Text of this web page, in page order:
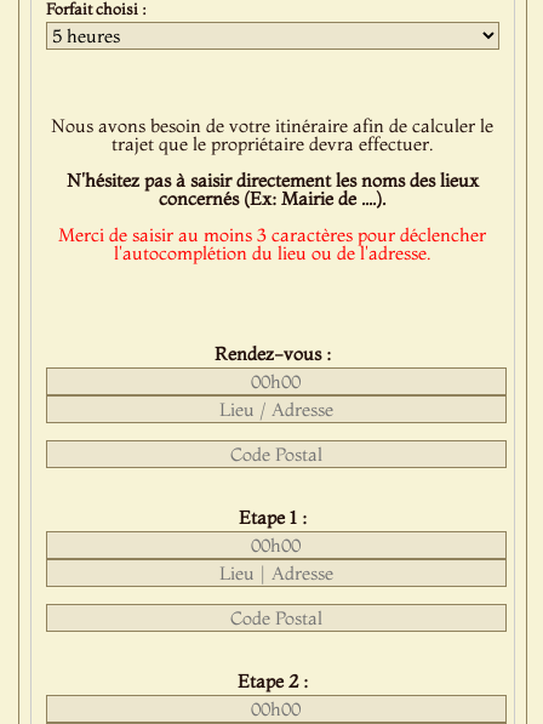
Forfait choisi :
Nous avons besoin de votre itinéraire afin de calculer le
trajet que le propriétaire devra effectuer.
N'hésitez pas à saisir directement les noms des lieux
concernés (Ex: Mairie de ....).
Merci de saisir au moins 3 caractères pour déclencher
l'autocomplétion du lieu ou de l'adresse.
Rendez-vous :
Etape 1 :
Etape 2 :